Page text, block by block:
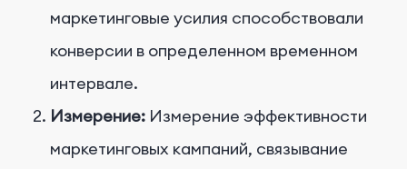
маркетинговые усилия способствовали
конверсии в определенном временном
интервале.
Измерение: Измерение эффективности
маркетинговых кампаний, связывание